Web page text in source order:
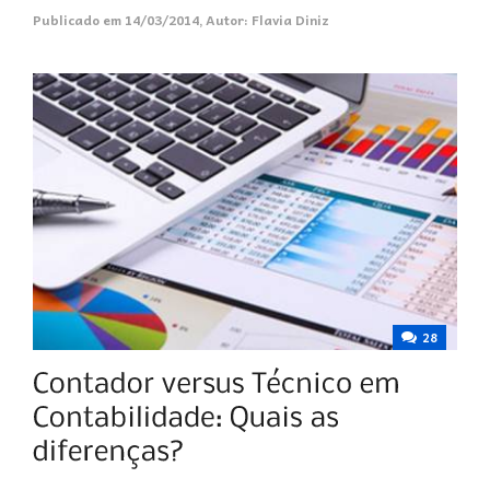
Publicado em 14/03/2014,Autor: Flavia Diniz
28